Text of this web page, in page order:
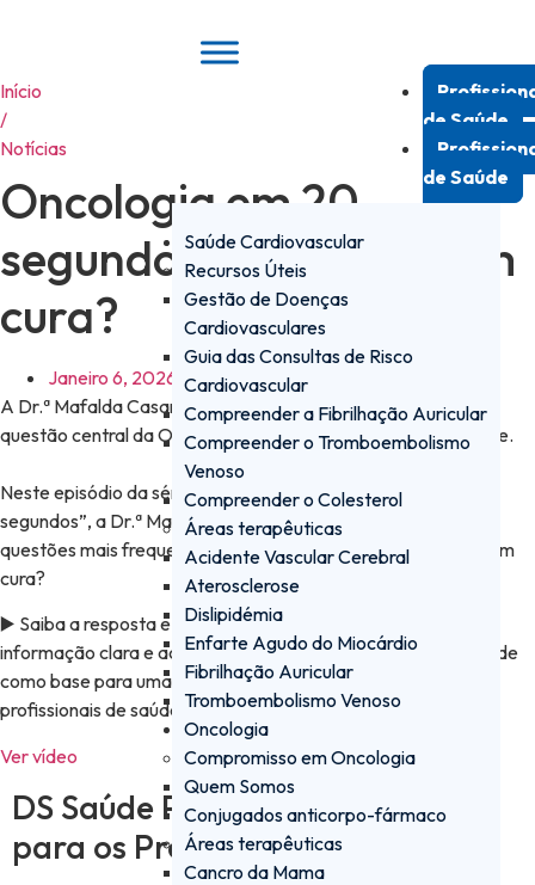
conteúdo
de Saúde
de Saúde
Saúde Cardiovascular
Recursos Úteis
Gestão de Doenças
Cardiovasculares
Guia das Consultas de Risco
Cardiovascular
Compreender a Fibrilhação Auricular
Compreender o Tromboembolismo
Venoso
Compreender o Colesterol
Áreas terapêuticas
Acidente Vascular Cerebral
Aterosclerose
Dislipidémia
Enfarte Agudo do Miocárdio
Fibrilhação Auricular
Tromboembolismo Venoso
Oncologia
Compromisso em Oncologia
Quem Somos
Conjugados anticorpo-fármaco
Áreas terapêuticas
Cancro da Mama
Início
/
Notícias
Oncologia em 20
segundos: O Cancro tem
cura?
Janeiro 6, 2026
A Dr.ª Mafalda Casanova esclarece, de forma simples, uma
questão central da Oncologia, promovendo literacia em saúde.
Neste episódio da série “Cardiologia/Oncologia em 20
segundos”, a Dr.ª Mafalda Casanova responde a uma das
questões mais frequentes na área da Oncologia: O Cancro tem
cura?
▶️ Saiba a resposta e acompanhe esta série, que promove
informação clara e acessível. Promovemos a literacia em saúde
como base para uma relação mais próxima entre doentes e
profissionais de saúde.
Ver vídeo
DS Saúde PRO - a plataforma
para os Profissionais de Saúde